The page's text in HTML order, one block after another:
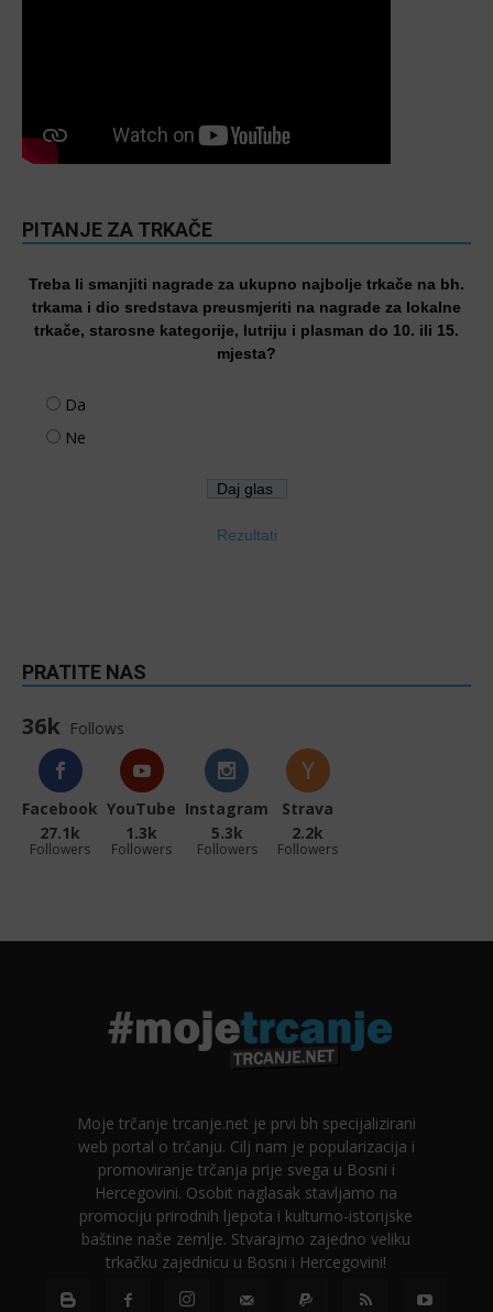
PITANJE ZA TRKAČE
Treba li smanjiti nagrade za ukupno najbolje trkače na bh.
trkama i dio sredstava preusmjeriti na nagrade za lokalne
trkače, starosne kategorije, lutriju i plasman do 10. ili 15.
mjesta?
Da
Ne
Rezultati
PRATITE NAS
36k Follows
Facebook
27.1k
Followers
YouTube
1.3k
Followers
Instagram
5.3k
Followers
Strava
2.2k
Followers
Moje trčanje trcanje.net je prvi bh specijalizirani
web portal o trčanju. Cilj nam je popularizacija i
promoviranje trčanja prije svega u Bosni i
Hercegovini. Osobit naglasak stavljamo na
promociju prirodnih ljepota i kulturno-istorijske
baštine naše zemlje. Stvarajmo zajedno veliku
trkačku zajednicu u Bosni i Hercegovini!